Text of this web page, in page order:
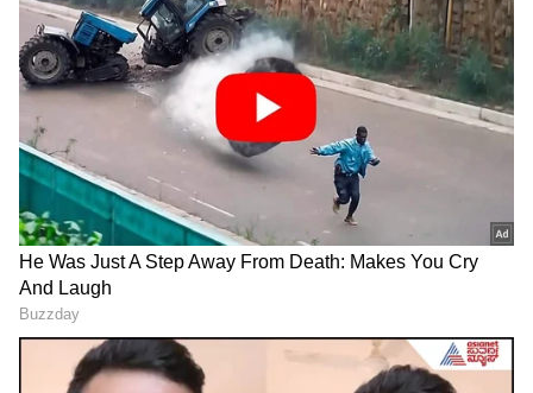
ಫೆಬ್ರವರಿ ಅಂತ್ಯಕ್ಕೆ ಸಿಲ್ಕ್‌ಬೋರ್ಡ್‌ ಬಳಿಯ ಬೆಂಗಳೂರಿನ
ಮೊದಲ ಡಬಲ್‌ ಡೆಕ್ಕರ್‌ ಫ್ಲೈಓವರ್‌ ಸಂಚಾರಕ್ಕೆ ಮುಕ್ತ!
ತಾಜಾ ಮಾವಿನ ಹಣ್ಣು ನೇರವಾಗಿ
ರೈತರಿಂದ ನಿಮ್ಮ ಮನೆಗೆ!
ಹಾಪ್‌ಕಾಮ್ಸ್-ಅಂಚೆ ಇಲಾಖೆ
ಹೊಸ ಸೇವೆ ಆರಂಭ, ಆರ್ಡರ್
ಮಾಡುವ ಲಿಂಕ್ ಇಲ್ಲಿದೆ!
RCB ಗೆಲ್ತು ಅಂತ ಪಟಾಕಿ ಸಿಡ್ಸಿದ್ರೆ
ಪೊಲೀಸರು ಬರುತ್ತಾರೆ ಹುಷಾರ್‌!